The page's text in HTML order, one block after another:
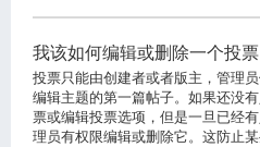
我该如何编辑或删除一个投票
投票只能由创建者或者版主，管理
编辑主题的第一篇帖子。如果还没
票或编辑投票选项，但是一旦已经
理员有权限编辑或删除它。这防止